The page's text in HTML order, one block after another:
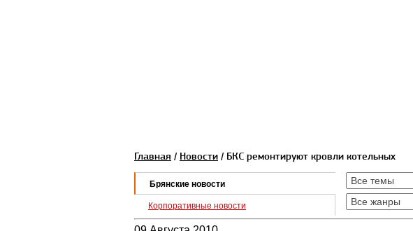
Главная / Новости / БКС ремонтируют кровли котельных
Брянские новости
Корпоративные новости